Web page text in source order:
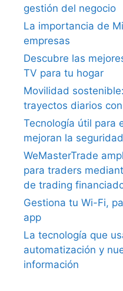
gestión del negocio
La importancia de
empresas
Descubre las
TV para tu hogar
Movilidad
trayectos diarios
Tecnología útil para
mejoran la
WeMasterTrade
para traders
de trading
Gestiona tu Wi-Fi,
app
La tecnología que
automatización y
información